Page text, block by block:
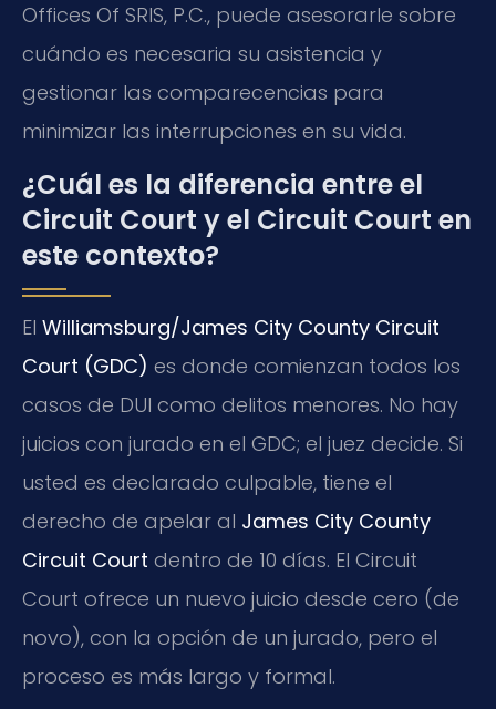
Offices Of SRIS, P.C., puede asesorarle sobre
cuándo es necesaria su asistencia y
gestionar las comparecencias para
minimizar las interrupciones en su vida.
¿Cuál es la diferencia entre el
Circuit Court y el Circuit Court en
este contexto?
El Williamsburg/James City County Circuit
Court (GDC) es donde comienzan todos los
casos de DUI como delitos menores. No hay
juicios con jurado en el GDC; el juez decide. Si
usted es declarado culpable, tiene el
derecho de apelar al James City County
Circuit Court dentro de 10 días. El Circuit
Court ofrece un nuevo juicio desde cero (de
novo), con la opción de un jurado, pero el
proceso es más largo y formal.